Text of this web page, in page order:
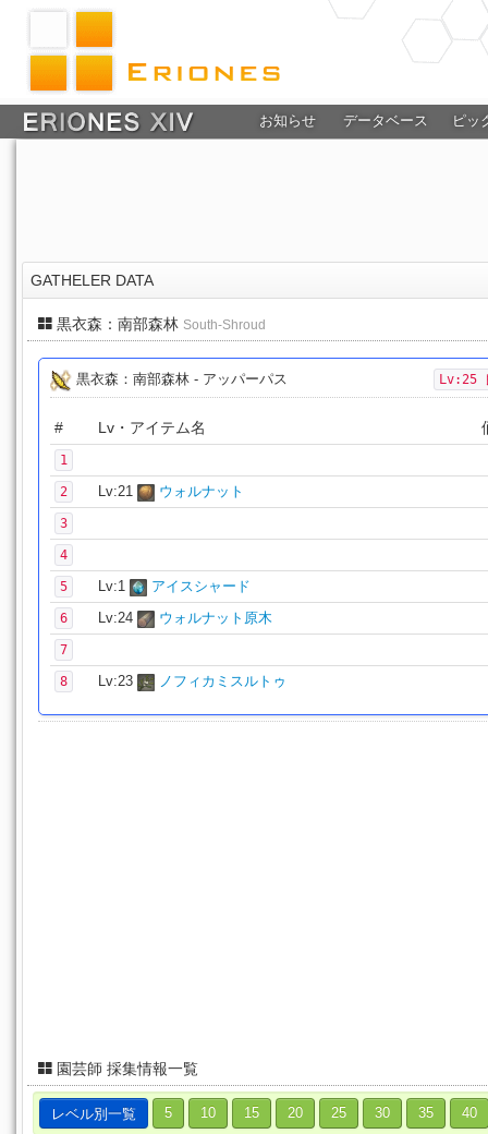
お知らせ データベース ピッ
GATHELER DATA
黒衣森：南部森林 South-Shroud
黒衣森：南部森林 - アッパーパス Lv:25
# Lv・アイテム名
1
2 Lv:21 ウォルナット
3
4
5 Lv:1 アイスシャード
6 Lv:24 ウォルナット原木
7
8 Lv:23 ノフィカミスルトゥ
園芸師 採集情報一覧
レベル別一覧 5 10 15 20 25 30 35 40